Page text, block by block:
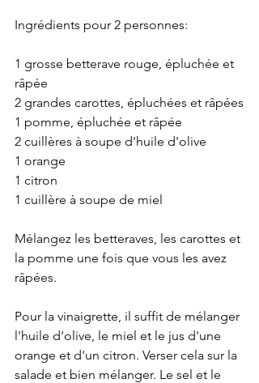
Ingrédients pour 2 personnes:
1 grosse betterave rouge, épluchée et
râpée
2 grandes carottes, épluchées et râpées
1 pomme, épluchée et râpée
2 cuillères à soupe d'huile d'olive
1 orange
1 citron
1 cuillère à soupe de miel
Mélangez les betteraves, les carottes et
la pomme une fois que vous les avez
râpées.
Pour la vinaigrette, il suffit de mélanger
l'huile d'olive, le miel et le jus d'une
orange et d'un citron. Verser cela sur la
salade et bien mélanger. Le sel et le